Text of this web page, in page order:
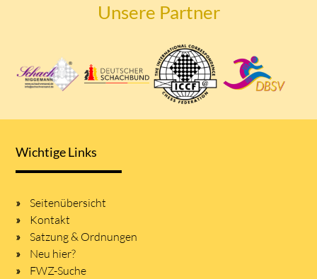
Unsere Partner
Wichtige Links
Seitenübersicht
Kontakt
Satzung & Ordnungen
Neu hier?
FWZ-Suche